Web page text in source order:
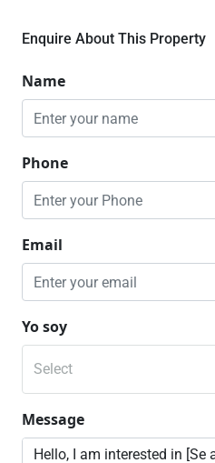
Enquire About This Property
Name
Phone
Email
Yo soy
Select
Message